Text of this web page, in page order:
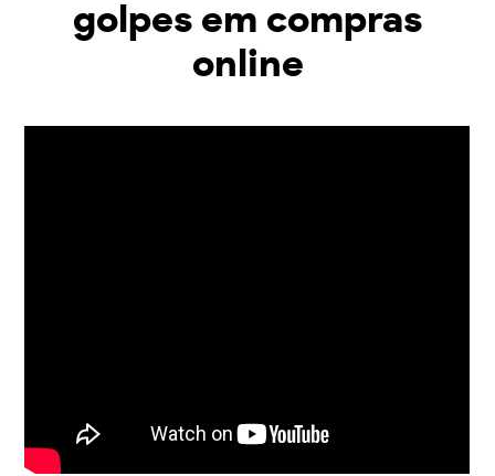
golpes em compras
online